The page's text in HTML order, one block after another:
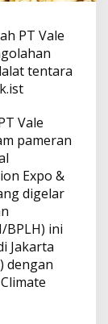
PT Vale
tentara
Vale
pameran
Expo &
digelar
BPLH) ini
Jakarta
dengan